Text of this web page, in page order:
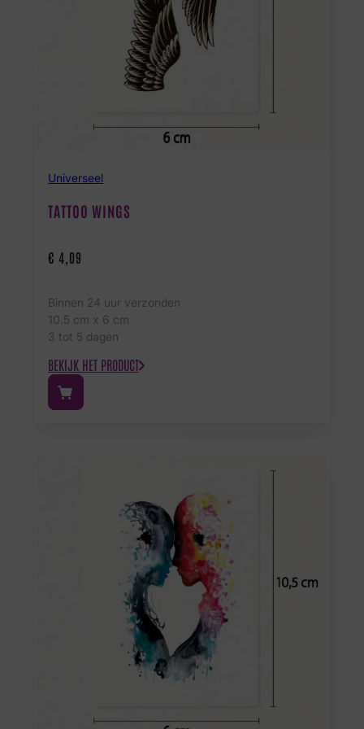
Universeel
TATTOO WINGS
€ 4,09
Binnen 24 uur verzonden
10.5 cm x 6 cm
3 tot 5 dagen
BEKIJK HET PRODUCT